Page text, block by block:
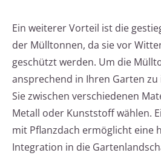
Ein weiterer Vorteil ist die
der Mülltonnen, da sie vor
geschützt werden. Um die
ansprechend in Ihren Garten
Sie zwischen verschiedenen
Metall oder Kunststoff wählen.
mit Pflanzdach ermöglicht eine
Integration in die